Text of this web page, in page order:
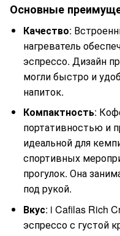
Основные
Качество:
нагреватель
эспрессо. Дизайн
могли быстро и
напиток.
Компактность:
портативностью и
идеальной для
спортивных
прогулок. Она
под рукой.
Вкус: i Cafilas Rich
эспрессо с густой